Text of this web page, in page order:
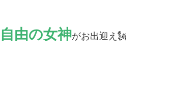
自由の女神がお出迎え🗽